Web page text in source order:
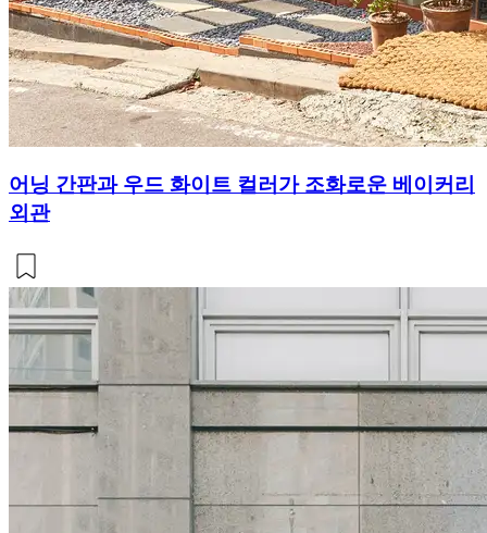
어닝 간판과 우드 화이트 컬러가 조화로운 베이커리
외관